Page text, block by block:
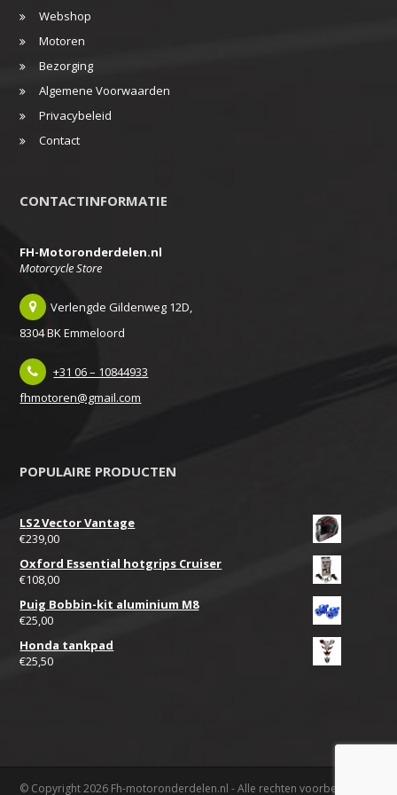
Webshop
Motoren
Bezorging
Algemene Voorwaarden
Privacybeleid
Contact
CONTACTINFORMATIE
FH-Motoronderdelen.nl
Motorcycle Store
Verlengde Gildenweg 12D,
8304 BK Emmeloord
+31 06 – 10844933
fhmotoren@gmail.com
POPULAIRE PRODUCTEN
LS2 Vector Vantage
€239,00
Oxford Essential hotgrips Cruiser
€108,00
Puig Bobbin-kit aluminium M8
€25,00
Honda tankpad
€25,50
© Copyright 2026 Fh-motoronderdelen.nl - Alle rechten voorbehouden.